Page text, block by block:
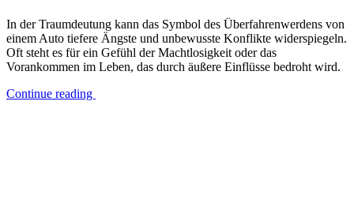
In der Traumdeutung kann das Symbol des Überfahrenwerdens von
einem Auto tiefere Ängste und unbewusste Konflikte widerspiegeln.
Oft steht es für ein Gefühl der Machtlosigkeit oder das
Vorankommen im Leben, das durch äußere Einflüsse bedroht wird.
Continue reading